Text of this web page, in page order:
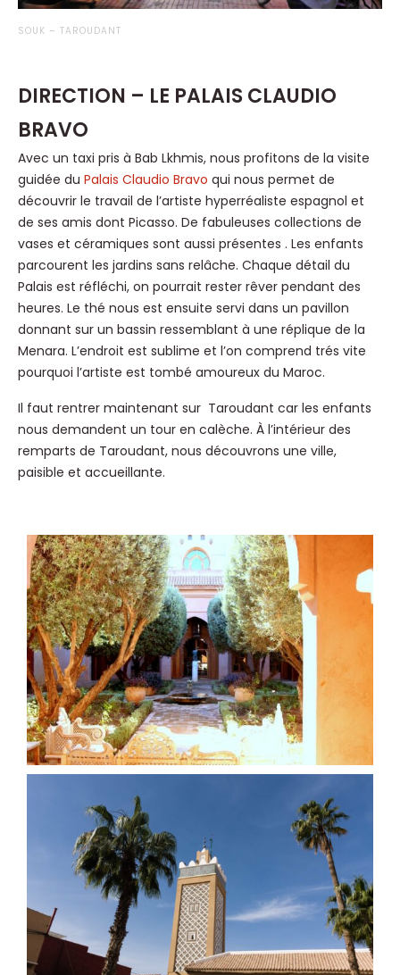
SOUK – TAROUDANT
DIRECTION – LE PALAIS CLAUDIO
BRAVO
Avec un taxi pris à Bab Lkhmis, nous profitons de la visite
guidée du Palais Claudio Bravo qui nous permet de
découvrir le travail de l’artiste hyperréaliste espagnol et
de ses amis dont Picasso. De fabuleuses collections de
vases et céramiques sont aussi présentes . Les enfants
parcourent les jardins sans relâche. Chaque détail du
Palais est réfléchi, on pourrait rester rêver pendant des
heures. Le thé nous est ensuite servi dans un pavillon
donnant sur un bassin ressemblant à une réplique de la
Menara. L’endroit est sublime et l’on comprend trés vite
pourquoi l’artiste est tombé amoureux du Maroc.
Il faut rentrer maintenant sur Taroudant car les enfants
nous demandent un tour en calèche. À l’intérieur des
remparts de Taroudant, nous découvrons une ville,
paisible et accueillante.